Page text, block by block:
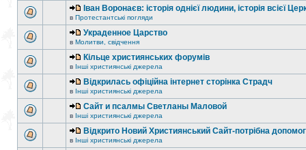
Іван Воронаєв: історія однієї людини, історія всієї
в Протестантські погляди
Украденное Царство
в Молитви, свідчення
Кільце християнських форумів
в Інші християнські джерела
Відкрилась офіційна інтернет сторінка Страдч
в Інші християнські джерела
Сайт и псалмы Светланы Маловой
в Інші християнські джерела
Відкрито Новий Християнський Сайт-потрібна
в Інші християнські джерела